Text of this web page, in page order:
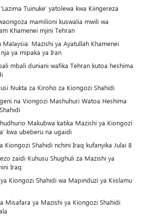
Tuinuke’ yatolewa kwa Kiingereza
mamilioni kuswalia mwili wa
Khamenei mjini Tehran
Mazishi ya Ayatullah Khamenei
ya mipaka ya Iran
mbali duniani wafika Tehran kutoa heshima
Nukta za Kiroho za Kiongozi Shahidi
na Viongozi Mashuhuri Watoa Heshima
Makubwa katika Mazishi ya Kiongozi
kwa ubeberu na ugaidi
Kiongozi Shahidi nchini Iraq kufanyika Julai 8
zaidi Kuhusu Shughuli za Mazishi ya
Iraq
Kiongozi Shahidi wa Mapinduzi ya Kiislamu
Misafara ya Mazishi ya Kiongozi Shahidi